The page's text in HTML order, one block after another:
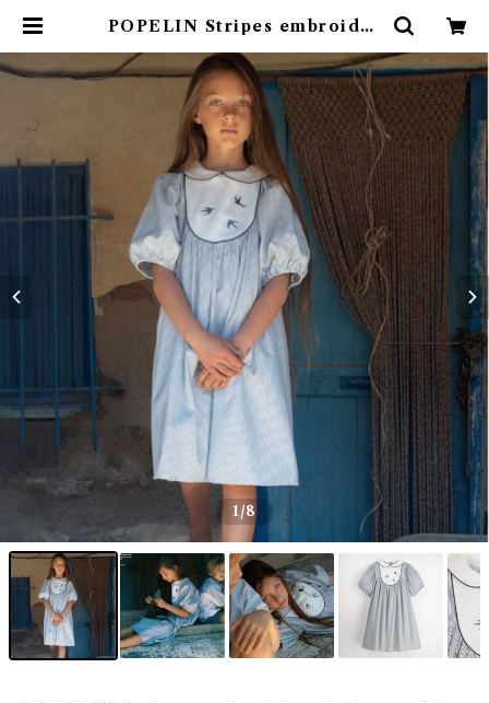
POPELIN Stripes embroider
4claps
1/8